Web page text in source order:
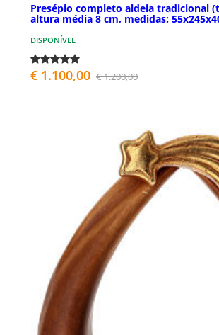
Presépio completo aldeia tradicional
altura média 8 cm, medidas:
DISPONÍVEL
€ 1.100,00 € 1.200,00